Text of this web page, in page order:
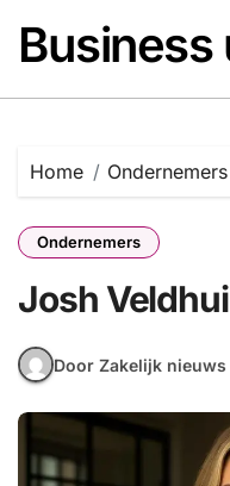
inhoud
Business
Home Ondernemers
Ondernemers
Josh
Door Zakelijk nieuws